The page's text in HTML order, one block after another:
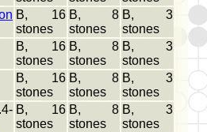
B, 16
stones
B, 8
stones
B, 3
stones
B, 16
stones
B, 8
stones
B, 3
stones
B, 16
stones
B, 8
stones
B, 3
stones
B, 16
stones
B, 8
stones
B, 3
stones